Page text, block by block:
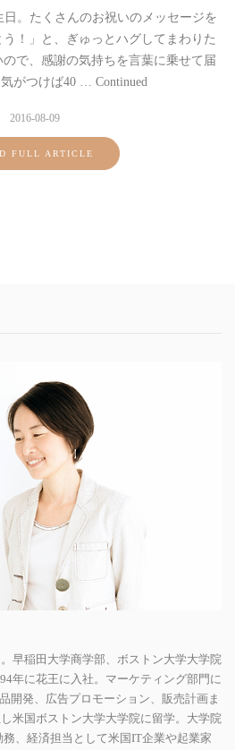
。たくさんのお祝いのメッセージを
！」と、ぎゅっとハグしてまわりた
で、感謝の気持ちを言葉に乗せて届
がつけば40 … Continued
2016-08-09
FULL ARTICLE
早稲田大学商学部、ボストン大学大学院
年に花王に入社。マーケティング部門に
開発、広告プロモーション、販売計画ま
米国ボストン大学大学院に留学。大学院
、経済担当として米国IT企業や起業家